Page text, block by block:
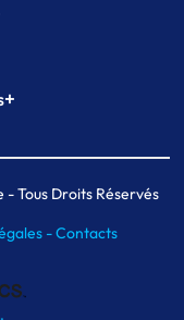
+
Tous Droits Réservés
-Contacts